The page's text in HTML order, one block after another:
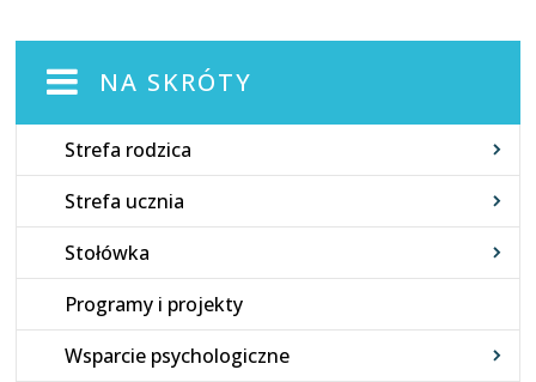
NA SKRÓTY
Strefa rodzica
Strefa ucznia
Stołówka
Programy i projekty
Wsparcie psychologiczne